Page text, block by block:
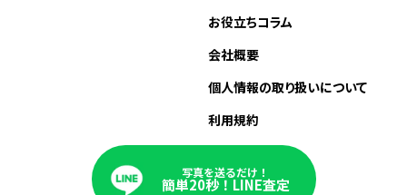
お役立ちコラム
会社概要
個人情報の取り扱いについて
利用規約
写真を送るだけ！
簡単20秒！LINE査定